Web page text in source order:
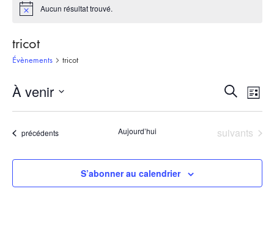
Notice Aucun résultat trouvé.
tricot
Évènements tricot
et
de
vues
Recherche
de
Liste
À venir
date.Évènements
précédents Aujourd’hui Évènements
suivants
S’abonner au calendrier